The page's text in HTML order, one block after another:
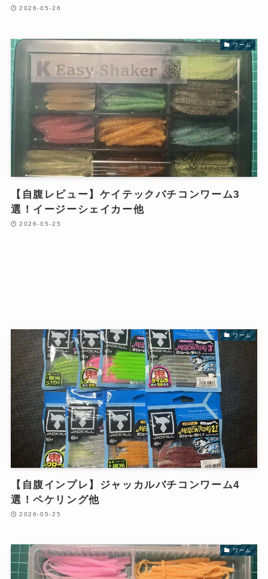
2026-05-26
ワーム
【自腹レビュー】ケイテックバチコンワーム3
選！イージーシェイカー他
2026-05-25
ワーム
【自腹インプレ】ジャッカルバチコンワーム4
選！ペケリング他
2026-05-25
ワーム